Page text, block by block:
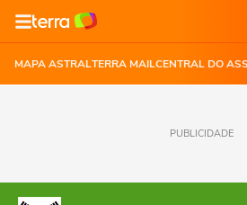
MAPA ASTRALTERRA MAILCENTRAL DO
PUBLICIDADE